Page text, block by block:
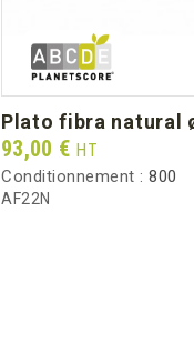
plato fibra natural
Prix
93,00 € HT
Conditionnement : 800
AF22N